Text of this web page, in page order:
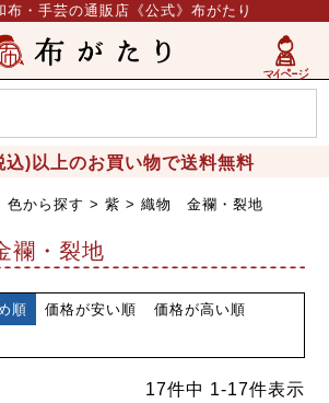
布・手芸の通販店《公式》布がたり
)以上のお買い物で送料無料
色から探す 紫 織物 金襴・裂地
・裂地
順 価格が安い順
価格が高い順
17件中 1-17件表示